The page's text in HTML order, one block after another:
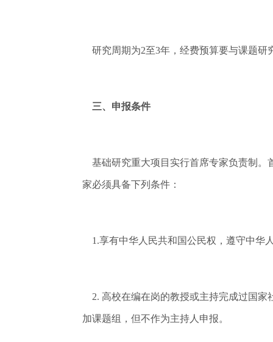
研究周期为2至3年，经费预算要与课题研
三、申报条件
基础研究重大项目实行首席专家负责制。
家必须具备下列条件：
1.享有中华人民共和国公民权，遵守中华
2. 高校在编在岗的教授或主持完成过国家
加课题组，但不作为主持人申报。